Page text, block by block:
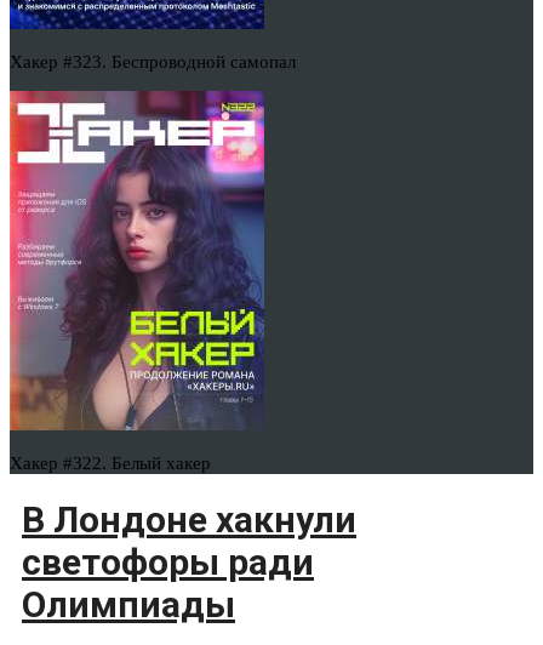
Хакер #323. Беспроводной самопал
Хакер #322. Белый хакер
В Лондоне хакнули
светофоры ради
Олимпиады